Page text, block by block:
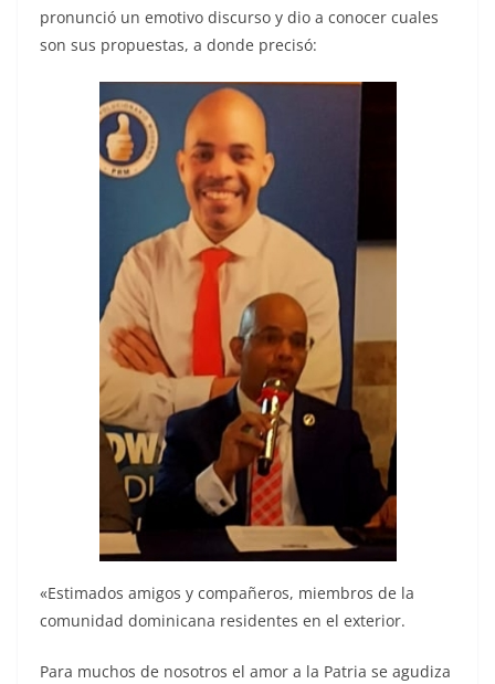
pronunció un emotivo discurso y dio a conocer cuales
son sus propuestas, a donde precisó:
«Estimados amigos y compañeros, miembros de la
comunidad dominicana residentes en el exterior.
Para muchos de nosotros el amor a la Patria se agudiza